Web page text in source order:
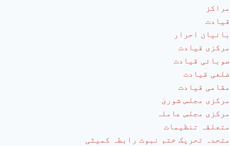
مراکز
قیادت
بانیان احرار
مرکزی قیادت
صوبائی قیادت
ضلعی قیادت
مقامی قیادت
مرکزی مجلس شوریٰ
مرکزی مجلس عاملہ
متعلقہ تنظیمات
متحدہ تحریک ختم نبوت رابطہ کمیٹی